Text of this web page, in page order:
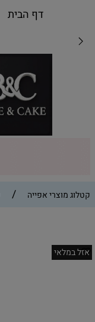
דף הבית
קטלוג מוצרי אפייה /
אזל במלאי